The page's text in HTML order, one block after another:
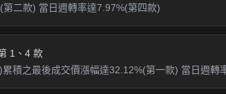
二款) 當日週轉率達7.97%(第四款)
1、4 款
積之最後成交價漲幅達32.12%(第一款) 當日週轉